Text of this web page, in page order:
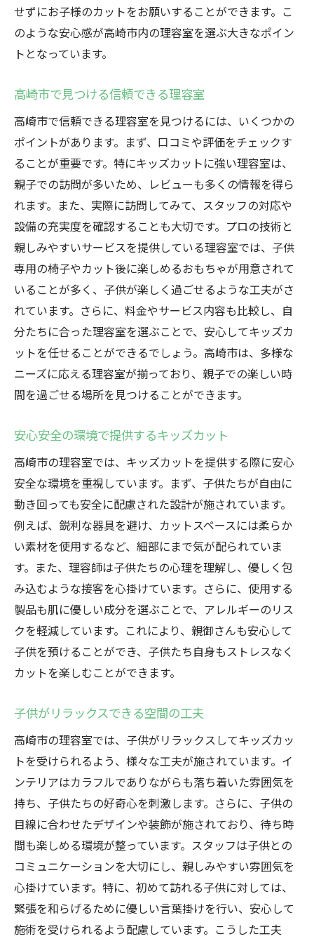
せずにお子様のカットをお願いすることができます。こ
のような安心感が高崎市内の理容室を選ぶ大きなポイン
トとなっています。
高崎市で見つける信頼できる理容室
高崎市で信頼できる理容室を見つけるには、いくつかの
ポイントがあります。まず、口コミや評価をチェックす
ることが重要です。特にキッズカットに強い理容室は、
親子での訪問が多いため、レビューも多くの情報を得ら
れます。また、実際に訪問してみて、スタッフの対応や
設備の充実度を確認することも大切です。プロの技術と
親しみやすいサービスを提供している理容室では、子供
専用の椅子やカット後に楽しめるおもちゃが用意されて
いることが多く、子供が楽しく過ごせるような工夫がさ
れています。さらに、料金やサービス内容も比較し、自
分たちに合った理容室を選ぶことで、安心してキッズカ
ットを任せることができるでしょう。高崎市は、多様な
ニーズに応える理容室が揃っており、親子での楽しい時
間を過ごせる場所を見つけることができます。
安心安全の環境で提供するキッズカット
高崎市の理容室では、キッズカットを提供する際に安心
安全な環境を重視しています。まず、子供たちが自由に
動き回っても安全に配慮された設計が施されています。
例えば、鋭利な器具を避け、カットスペースには柔らか
い素材を使用するなど、細部にまで気が配られていま
す。また、理容師は子供たちの心理を理解し、優しく包
み込むような接客を心掛けています。さらに、使用する
製品も肌に優しい成分を選ぶことで、アレルギーのリス
クを軽減しています。これにより、親御さんも安心して
子供を預けることができ、子供たち自身もストレスなく
カットを楽しむことができます。
子供がリラックスできる空間の工夫
高崎市の理容室では、子供がリラックスしてキッズカッ
トを受けられるよう、様々な工夫が施されています。イ
ンテリアはカラフルでありながらも落ち着いた雰囲気を
持ち、子供たちの好奇心を刺激します。さらに、子供の
目線に合わせたデザインや装飾が施されており、待ち時
間も楽しめる環境が整っています。スタッフは子供との
コミュニケーションを大切にし、親しみやすい雰囲気を
心掛けています。特に、初めて訪れる子供に対しては、
緊張を和らげるために優しい言葉掛けを行い、安心して
施術を受けられるよう配慮しています。こうした工夫